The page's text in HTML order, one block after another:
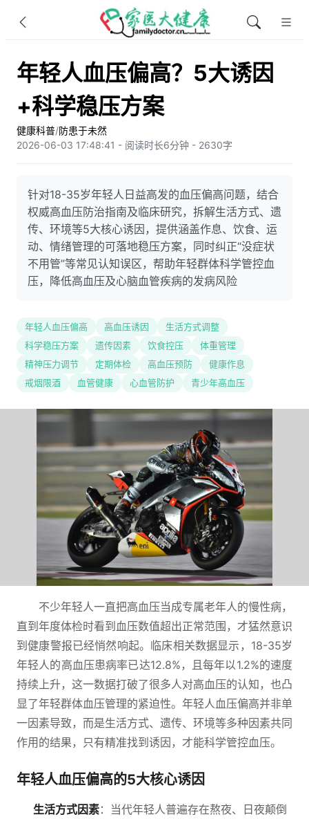
年轻人血压偏高？5大诱因
+科学稳压方案
健康科普/防患于未然
2026-06-03 17:48:41 - 阅读时长6分钟 - 2630字
针对18-35岁年轻人日益高发的血压偏高问题，结合
权威高血压防治指南及临床研究，拆解生活方式、遗
传、环境等5大核心诱因，提供涵盖作息、饮食、运
动、情绪管理的可落地稳压方案，同时纠正“没症状
不用管”等常见认知误区，帮助年轻群体科学管控血
压，降低高血压及心脑血管疾病的发病风险
年轻人血压偏高 高血压诱因
生活方式调整
科学稳压方案
遗传因素 饮食控压
体重管理
精神压力调节
定期体检 高血压预防
健康作息
戒烟限酒
血管健康 心血管防护 青少年高血压
不少年轻人一直把高血压当成专属老年人的慢性病，
直到年度体检时看到血压数值超出正常范围，才猛然意识
到健康警报已经悄然响起。临床相关数据显示，18-35岁
年轻人的高血压患病率已达12.8%，且每年以1.2%的速度
持续上升，这一数据打破了很多人对高血压的认知，也凸
显了年轻群体血压管理的紧迫性。年轻人血压偏高并非单
一因素导致，而是生活方式、遗传、环境等多种因素共同
作用的结果，只有精准找到诱因，才能科学管控血压。
年轻人血压偏高的5大核心诱因
生活方式因素：当代年轻人普遍存在熬夜、日夜颠倒